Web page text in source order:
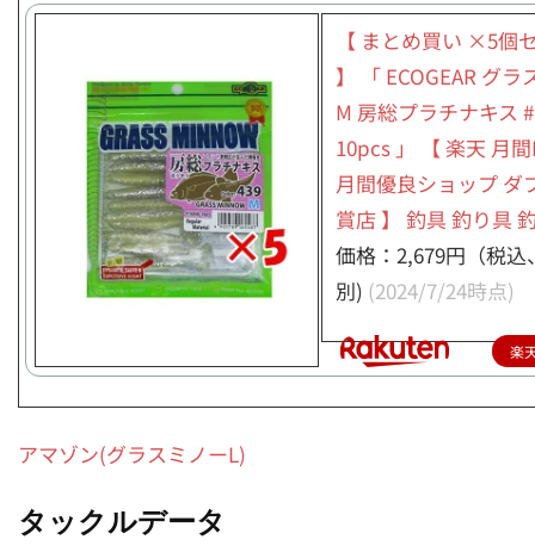
【 まとめ買い ×5個
】 「 ECOGEAR グラ
M 房総プラチナキス
10pcs 」 【 楽天 月
月間優良ショップ ダ
賞店 】 釣具 釣り具
価格：2,679円（税込
別) (2024/7/24時点)
楽
アマゾン(グラスミノーL)
タックルデータ